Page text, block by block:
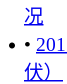
况
•
伏）